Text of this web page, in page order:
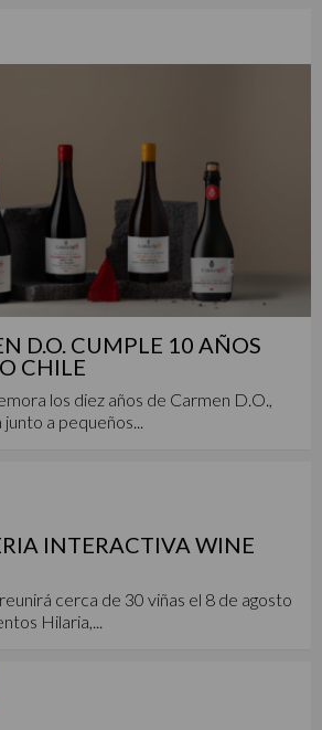
D.O. CUMPLE 10 AÑOS
CHILE
los diez años de Carmen D.O.,
a pequeños...
INTERACTIVA WINE
cerca de 30 viñas el 8 de agosto
Hilaria,...